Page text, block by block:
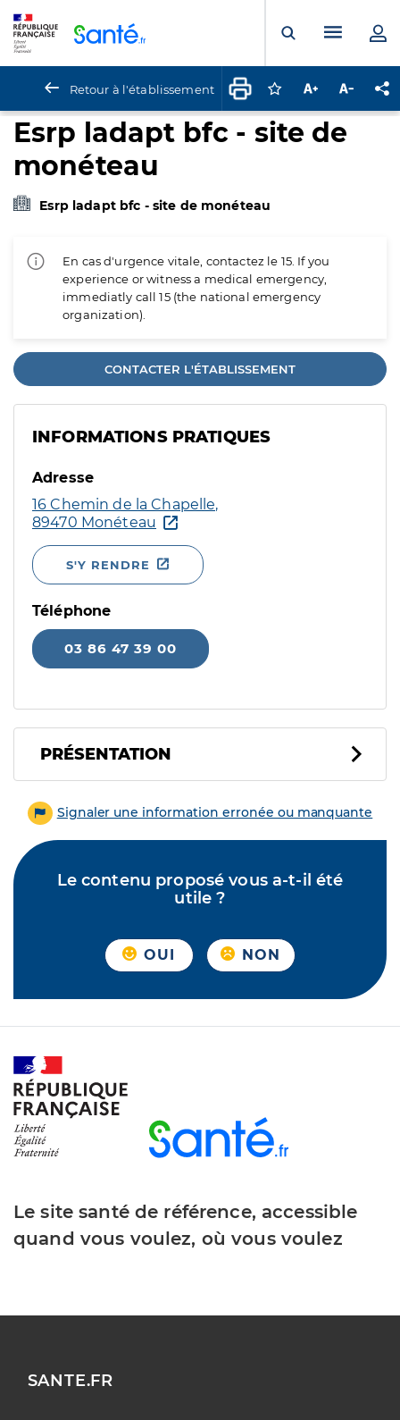
Ouvrir laMenu
Retour à l'établissement Connectez-vous
Augmenter la
Esrp ladapt bfc - site de
monéteau
Esrp ladapt bfc - site de monéteau
En cas d'urgence vitale, contactez le 15. If you
experience or witness a medical emergency,
immediatly call 15 (the national emergency
organization).
CONTACTER L'ÉTABLISSEMENT
INFORMATIONS PRATIQUES
Adresse
16 Chemin de la Chapelle,
89470 Monéteau
S'Y RENDRE
Téléphone
03 86 47 39 00
PRÉSENTATION
Signaler une information erronée ou manquante
Le contenu proposé vous a-t-il été
utile ?
OUI NON
Le site santé de référence, accessible
quand vous voulez, où vous voulez
SANTE.FR